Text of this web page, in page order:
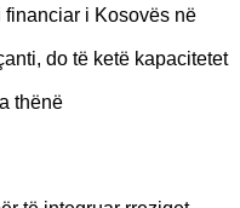
financiar i Kosovës në
do të ketë kapacitetet
thënë